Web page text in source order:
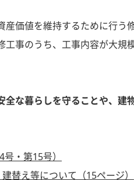
産価値を維持するために行う
事のうち、工事内容が大規
全な暮らしを守ることや、建
・第15号）
替え等について（15ページ）